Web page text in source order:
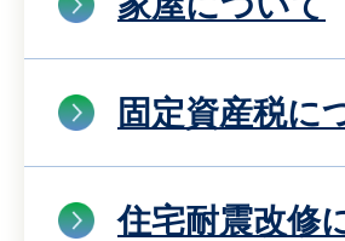
固定資産税に
住宅耐震改修